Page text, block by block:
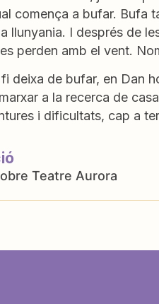
comença a bufar. Bufa
llunyania. I després de
perden amb el vent.
deixa de bufar, en Dan
a la recerca de
i dificultats, cap a
Teatre Aurora